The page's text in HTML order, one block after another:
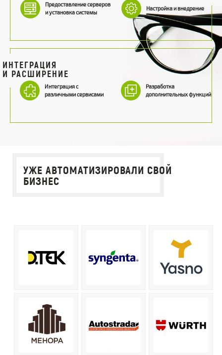
Предоставление серверов
и установка системы
Настройка и внедрение
ИНТЕГРАЦИЯ
И РАСШИРЕНИЕ
Интеграция с
различными сервисами
Разработка
дополнительных функций
УЖЕ АВТОМАТИЗИРОВАЛИ СВОЙ
БИЗНЕС